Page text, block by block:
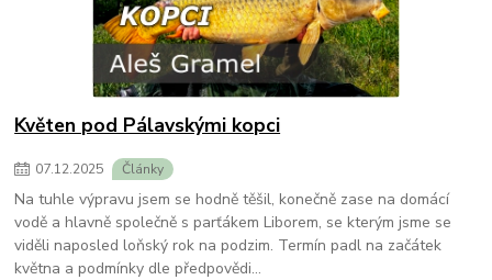
Květen pod Pálavskými kopci
07.12.2025 Články
Na tuhle výpravu jsem se hodně těšil, konečně zase na domácí
vodě a hlavně společně s parťákem Liborem, se kterým jsme se
viděli naposled loňský rok na podzim. Termín padl na začátek
května a podmínky dle předpovědi...